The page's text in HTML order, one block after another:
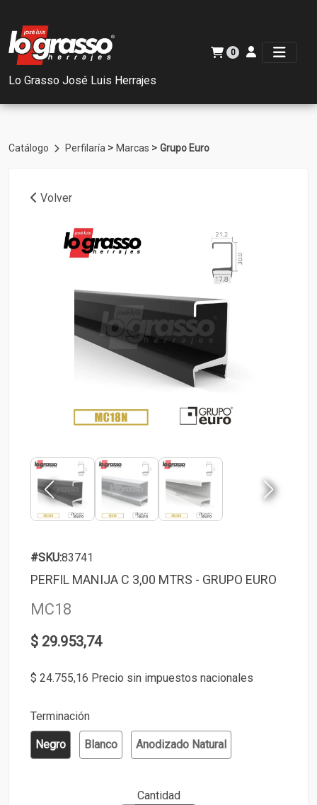
Lo Grasso José Luis Herrajes
0
Catálogo Perfilaría > Marcas > Grupo Euro
Volver
#SKU:83741
PERFIL MANIJA C 3,00 MTRS - GRUPO EURO
MC18
$ 29.953,74
$ 24.755,16 Precio sin impuestos nacionales
Terminación
Negro Blanco Anodizado Natural
Cantidad